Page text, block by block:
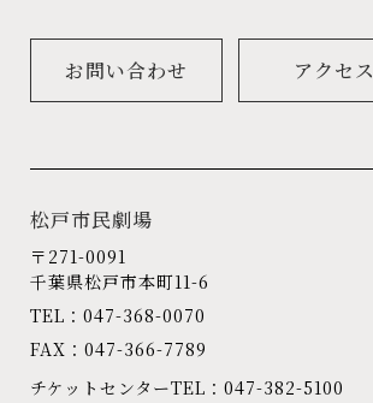
お問い合わせ アクセス
松戸市民劇場
〒271-0091
千葉県松戸市本町11-6
TEL：047-368-0070
FAX：047-366-7789
チケットセンターTEL：047-382-5100